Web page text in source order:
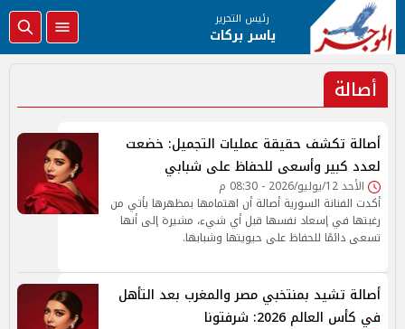
رئيس التحرير
ياسر بركات
أصالة
أصالة تكشف حقيقة عمليات التجميل: خضعت
لعدد كبير وأسعى للحفاظ على شبابي
الأحد 12/يوليو/2026 - 08:30 م
أكدت الفنانة السورية أصالة أن اهتمامها بمظهرها يأتي من
رغبتها في إسعاد نفسها قبل أي شيء، مشيرة إلى أنها
تسعى دائمًا للحفاظ على حيويتها وشبابها.
أصالة تشيد بمنتخبي مصر والمغرب بعد التأهل
في كأس العالم 2026: شرفتونا